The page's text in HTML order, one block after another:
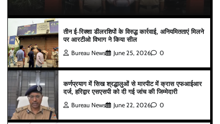
तीन ई-रिक्शा डीलरशिपों के विरुद्ध कार्रवाई, अनियमितताएं मिलने
पर आरटीओ विभाग ने किया सील
Bureau News June 25, 2026 0
कर्णप्रयाग में सिख श्रद्धालुओं से मारपीट में क्रास एफआईआर
दर्ज, हरिद्वार एसएसपी को दी गई जांच की जिम्मेदारी
Bureau News June 22, 2026 0